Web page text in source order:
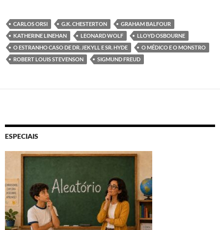
CARLOS ORSI G.K. CHESTERTON
GRAHAM BALFOUR
KATHERINE LINEHAN
LEONARD WOLF
LLOYD OSBOURNE
O ESTRANHO CASO DE DR. JEKYLL E SR. HYDE
O MÉDICO E O MONSTRO
ROBERT LOUIS STEVENSON
SIGMUND FREUD
ESPECIAIS